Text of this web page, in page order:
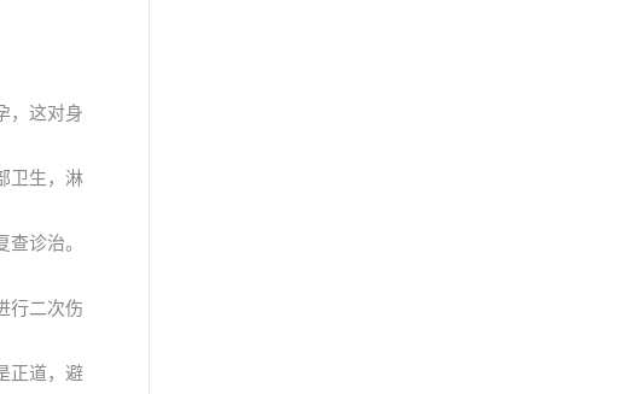
，这对身
卫生，淋
诊治。
行二次伤
正道，避